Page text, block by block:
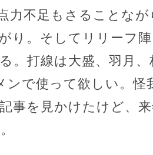
力不足もさることな
り。そしてリリーフ
。打線は大盛、羽月
で使って欲しい。怪
事を見かけたけど、